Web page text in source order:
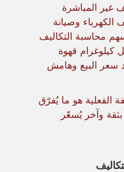
غير المباشرة
وصيانة
محاسبة التكاليف
كيلوغرام قهوة
سعر البيع وهامش
الفعلية هو ما يُفرّق
وآخر يُسعّر